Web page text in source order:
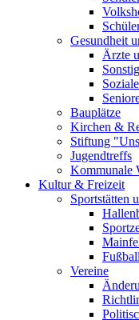
Gesundheit
Ärzte
Bauplätze
Kirchen &
Stiftung
Jugendtreffs
Kommunale
Kultur & Freizeit
Sportstätten
Vereine